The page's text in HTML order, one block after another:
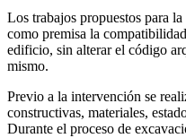
Los trabajos propuestos para
como premisa la
edificio, sin alterar el código
mismo.
Previo a la intervención se
constructivas, materiales,
Durante el proceso de